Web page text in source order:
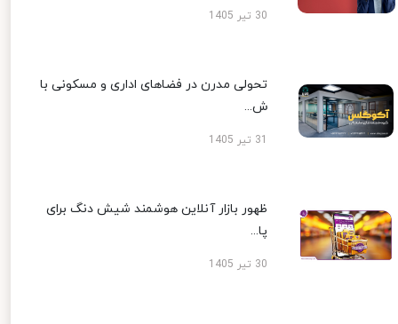
30 تیر 1405
تحولی مدرن در فضاهای اداری و مسکونی با
ش...
ظهور بازار آنلاین هوشمند شیش دنگ برای
پا...
30 تیر 1405